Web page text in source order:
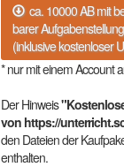
ca. 10000 AB mit
barer
(inklusive kostenloser
* nur mit einem Account
Der Hinweis
von https://
den Dateien der
enthalten.